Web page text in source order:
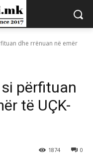
dhe rrënuan në emër
përfituan
të UÇK-
0
1874